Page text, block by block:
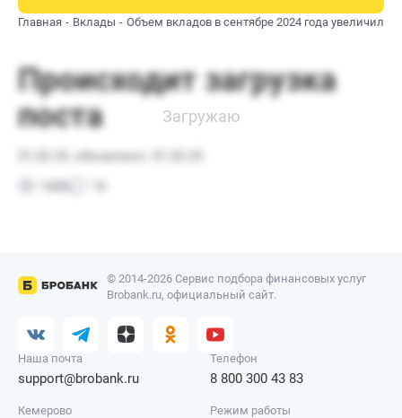
Главная Вклады Объем вкладов в сентябре 2024 года увеличился
© 2014-2026 Сервис подбора финансовых услуг
Brobank.ru, официальный сайт.
Наша почта
support@brobank.ru
Телефон
8 800 300 43 83
Кемерово Режим работы